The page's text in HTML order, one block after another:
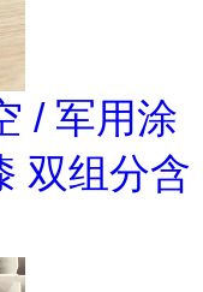
/ 军用涂
双组分含